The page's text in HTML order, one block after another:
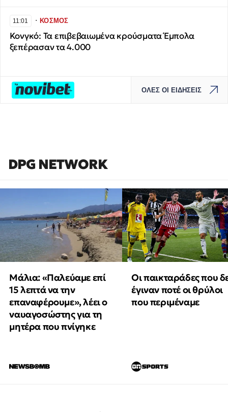
11:01 ∙ΚΟΣΜΟΣ
Κονγκό: Τα επιβεβαιωμένα κρούσματα Έμπολα
ξεπέρασαν τα 4.000
ΟΛΕΣ ΟΙ ΕΙΔΗΣΕΙΣ
DPG NETWORK
Μάλια: «Παλεύαμε επί
15 λεπτά να την
επαναφέρουμε», λέει ο
ναυαγοσώστης για τη
μητέρα που πνίγηκε
Οι παικταράδες που
έγιναν ποτέ οι θρύλοι
που περιμέναμε